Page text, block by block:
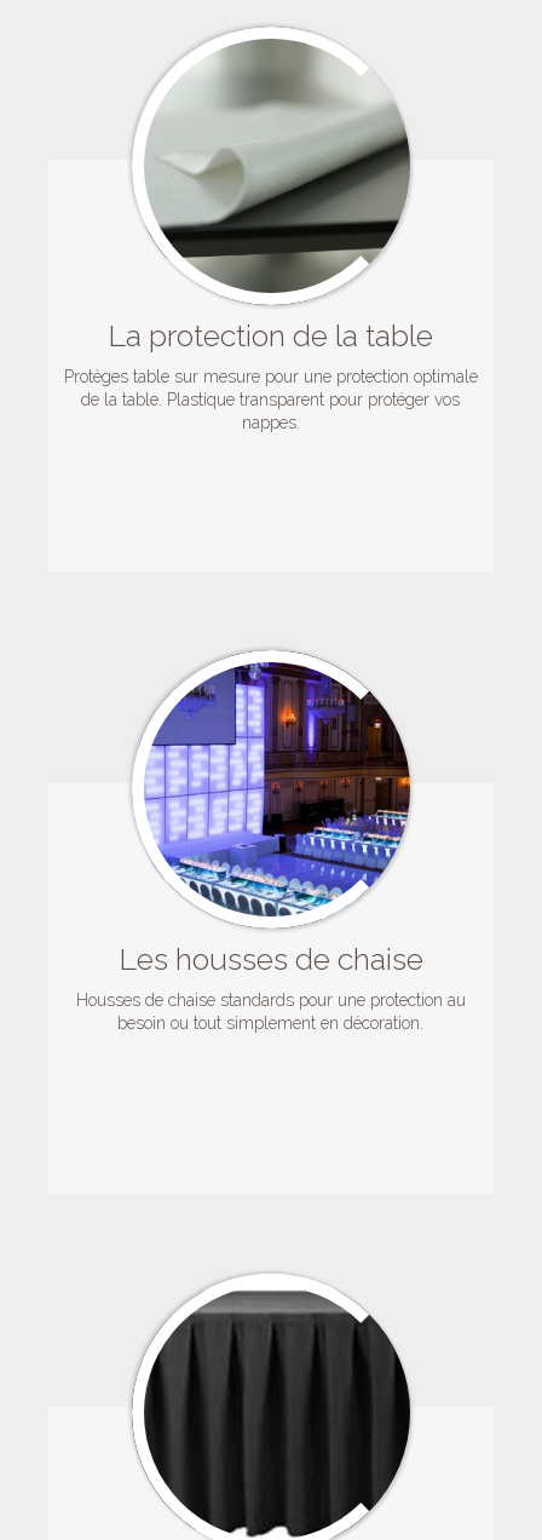
La protection de la table
Protèges table sur mesure pour une protection optimale
de la table. Plastique transparent pour protéger vos
nappes.
Les housses de chaise
Housses de chaise standards pour une protection au
besoin ou tout simplement en décoration.